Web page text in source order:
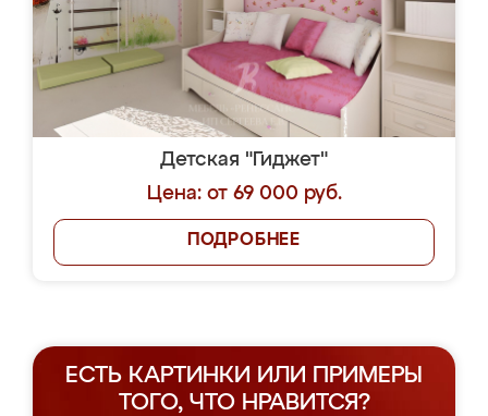
Детская "Гиджет"
Цена: от 69 000 руб.
ПОДРОБНЕЕ
ЕСТЬ КАРТИНКИ ИЛИ ПРИМЕРЫ
ТОГО, ЧТО НРАВИТСЯ?